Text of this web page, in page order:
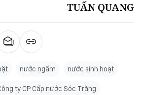
TUẤN QUANG
nước ngầm nước sinh hoạt
ty CP Cấp nước Sóc Trăng